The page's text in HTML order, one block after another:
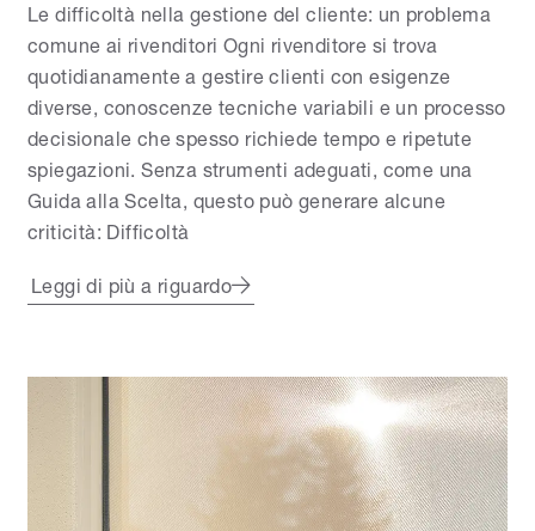
Le difficoltà nella gestione del cliente: un problema
comune ai rivenditori Ogni rivenditore si trova
quotidianamente a gestire clienti con esigenze
diverse, conoscenze tecniche variabili e un processo
decisionale che spesso richiede tempo e ripetute
spiegazioni. Senza strumenti adeguati, come una
Guida alla Scelta, questo può generare alcune
criticità: Difficoltà
Leggi di più a riguardo